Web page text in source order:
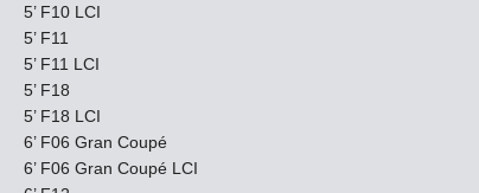
5’ F10 LCI
5’ F11
5’ F11 LCI
5’ F18
5’ F18 LCI
6’ F06 Gran Coupé
6’ F06 Gran Coupé LCI